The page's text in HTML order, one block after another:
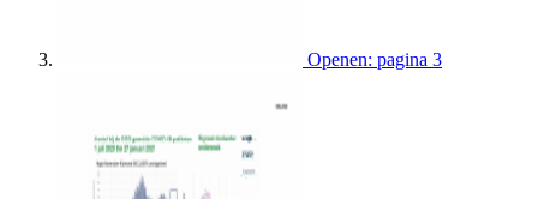
Openen: pagina 3